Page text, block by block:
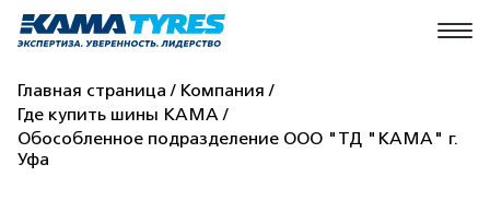
Главная страница
Компания
Где купить шины КАМА
Обособленное подразделение ООО "ТД "КАМА" г.
Уфа